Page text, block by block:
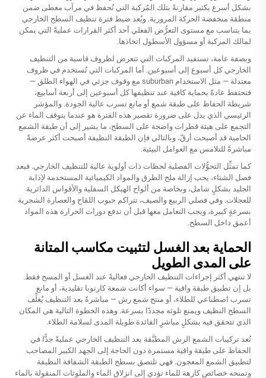
بشكل أسرع بكثير مقارنةً بتلك المُركبة التي تُحفظ في مرآب مغطى ضمن
منطقة منخفضة الحركة المرورية. ويُعد ضبط فترة تنظيف السطح الخارجي
بما يتناسب مع مستوى التعرُّض الفعلي أحد أكثر القرارات عمليةً التي يمكن
لمالك المركبة أو مسؤول الأسطول اتخاذها.
وبصفة عامة، تستفيد المركبات التي تتعرض لظروف قاسية من التنظيف
الخارجي كل أسبوع إلى أسبوعين. أما المركبات التي تُستخدم في ظروف
معتدلة — مثل الاستخدام suburban مع وقوف جزئي في الهواء الطلق —
فتحتفظ عادةً بحماية كافية عند تنظيفها كل أسبوعين إلى أربعة أسابيع،
شريطة الحفاظ على طبقة شمع أو مانع تسرب عالية الجودة. والمؤشر
الرئيسي الذي يدل على ضرورة تقصير هذه الفترة هو عندما يتوقف الماء عن
التجمع على هيئة قطرات واضحة على السطح، ما يشير إلى أن طبقة الشمع
الحامية قد أصبحت أرقّ، وبالتالي فإن الطبقة النظيفة أصبحت أكثر عرضةً
مباشرةً للتلامس مع العوامل البيئية.
كما تمثِّل التحوُّلات الفصلية لحظات ذات أولوية عالية للتنظيف الخارجي. فبعد
فصل الشتاء، يجب إزالة ملح الطرق والمواد الكيميائية المستخدمة لإذابة
الجليد بشكلٍ شامل، وبخاصة من ألواح الهيكل السفلية والأقواس الدائرية
للعجلات. وفي فصلي الربيع والصيف، تتراكم حبوب اللقاح والعصارة الشجرية
بسرعةٍ كبيرة، ويجب التعامل معها قبل أن تدفع دورات الحرارة هذه المواد
أعمق داخل السطح.
الحماية بعد الغسل لتثبيت مكاسب المتانة
على المدى الطويل
لا تنتهي أكثر إجراءات التنظيف الخارجي فعاليةً عند الغسل أو المسح فقط.
بل إن تطبيق طبقة واقية — سواء أكانت شمعة كارنوبا تقليدية، أو مانع
تسرب اصطناعي للطلاء، أو منتج شمع رش — مباشرةً بعد التنظيف يُغلِّف
السطح النظيف ويمنع تلوثه مجددًا بسرعة. وهذه الخطوة التالية هي المكان
الذي تتحقق فيه بشكلٍ مباشرٍ الفائدة طويلة المدى لسلامة الطلاء.
تُعد تركيبات الشمع الرش المطبَّقة بعد التنظيف الخارجي عمليةً جدًّا في
الحفاظ على طبقة واقية مستمرة دون الحاجة إلى الجهد الكبير المصاحب
لتطبيق الشمع المعجون. فهي تلتصق بسطح الطبقة الشفافة النظيفة
وتمنحه خصائص كارهة للماء تؤدي إلى انزلاق الماء والملوثات المنقولة بالماء